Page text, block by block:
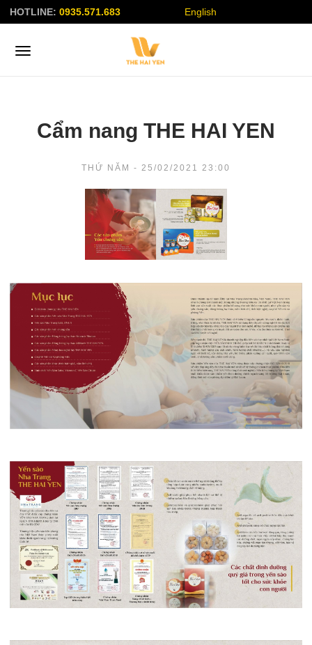
HOTLINE: 0935.571.683 English
Cẩm nang THE HAI YEN
THỨ NĂM - 25/02/2021 23:00